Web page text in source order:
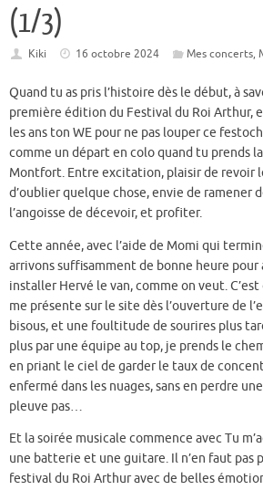
(1/3)
Kiki 16 octobre 2024 Mes concerts,
Quand tu as pris l’histoire dès le début, à
première édition du Festival du Roi Arthur,
les ans ton WE pour ne pas louper ce
comme un départ en colo quand tu prends
Montfort. Entre excitation, plaisir de revoir
d’oublier quelque chose, envie de ramener
l’angoisse de décevoir, et profiter.
Cette année, avec l’aide de Momi qui
arrivons suffisamment de bonne heure pour
installer Hervé le van, comme on veut. C’est
me présente sur le site dès l’ouverture de
bisous, et une foultitude de sourires plus
plus par une équipe au top, je prends le
en priant le ciel de garder le taux de
enfermé dans les nuages, sans en perdre
pleuve pas…
Et la soirée musicale commence avec Tu
une batterie et une guitare. Il n’en faut pas
festival du Roi Arthur avec de belles